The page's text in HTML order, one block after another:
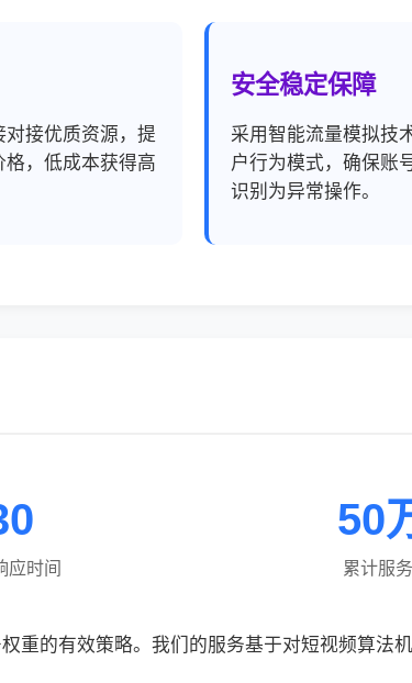
接优质资源，提
，低成本获得高
安全稳定保障
采用智能流量模拟技
户行为模式，确保账
识别为异常操作。
应时间
50
累计服
重的有效策略。我们的服务基于对短视频算法